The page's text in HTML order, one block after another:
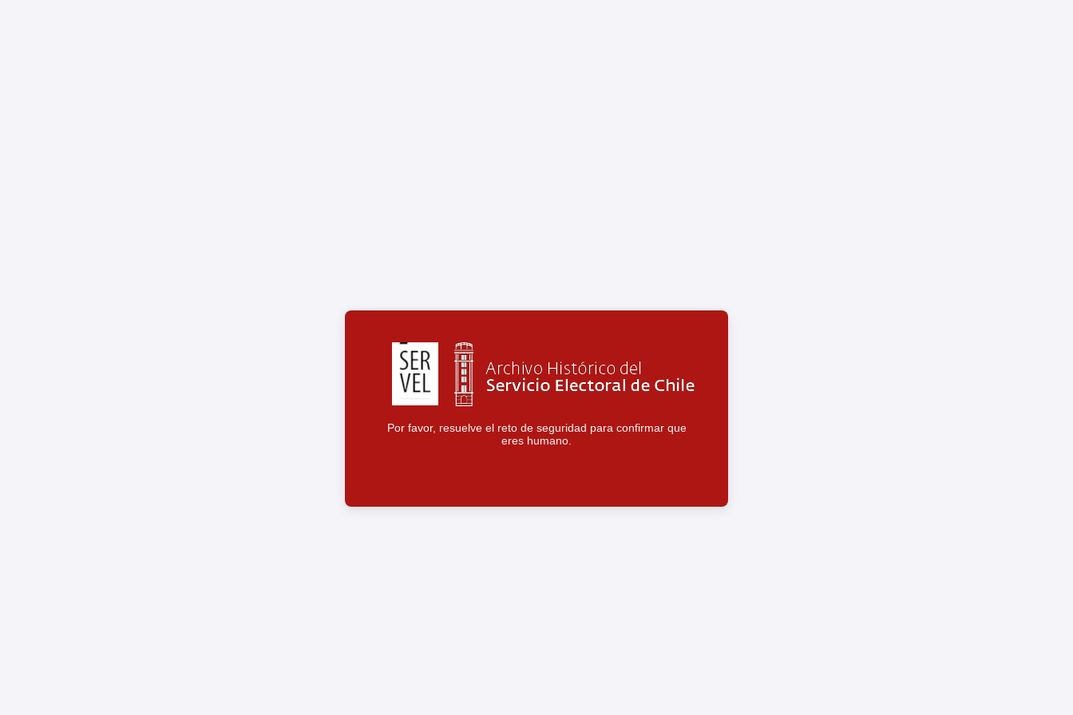
Por favor, resuelve el reto de seguridad para confirmar que
eres humano.